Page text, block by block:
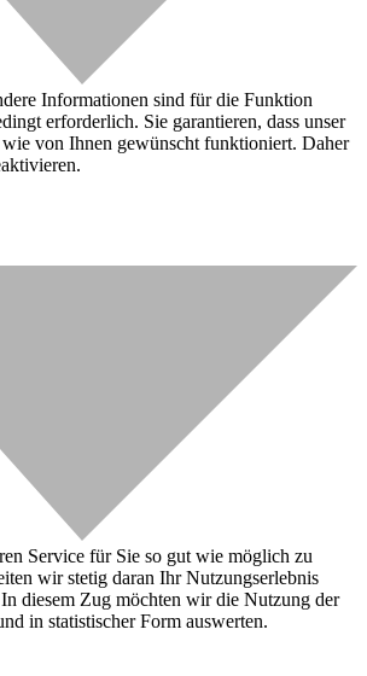
Informationen sind für die Funktion
erforderlich. Sie garantieren, dass unser
wie von Ihnen gewünscht funktioniert. Daher
Service für Sie so gut wie möglich zu
wir stetig daran Ihr Nutzungserlebnis
diesem Zug möchten wir die Nutzung der
in statistischer Form auswerten.